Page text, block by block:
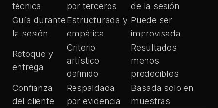
técnica
por terceros
de la sesión
Guía durante
la sesión
Estructurada y
empática
Puede ser
improvisada
Retoque y
entrega
Criterio
artístico
definido
Resultados
menos
predecibles
Confianza
del cliente
Respaldada
por evidencia
Basada solo en
muestras